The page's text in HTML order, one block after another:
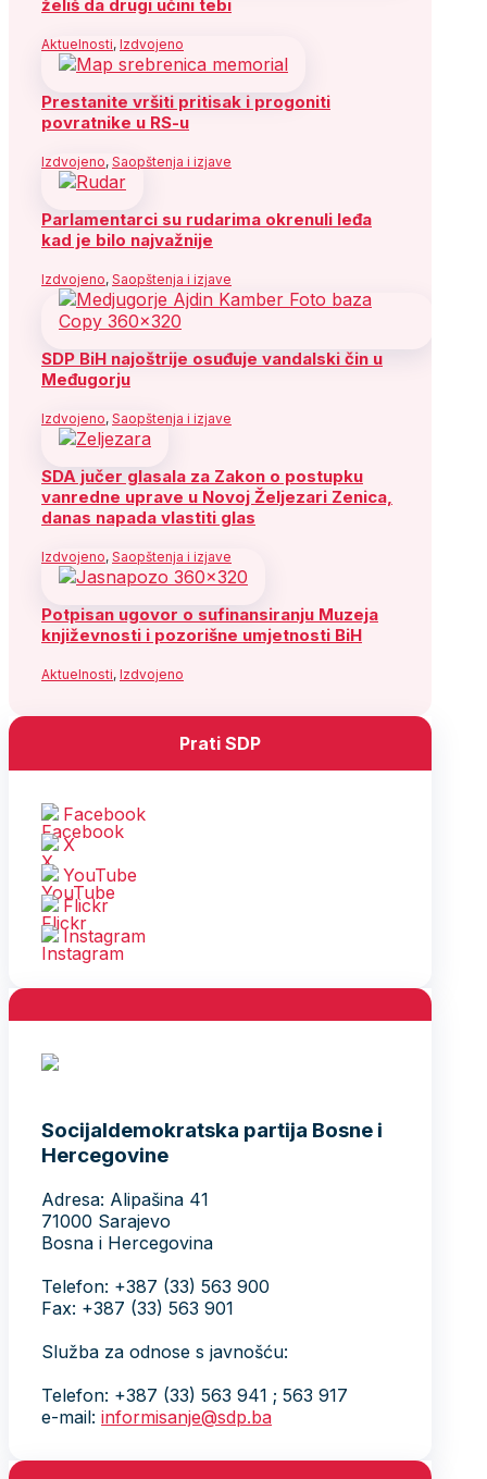
želiš da drugi učini tebi
Aktuelnosti, Izdvojeno
Prestanite vršiti pritisak i progoniti
povratnike u RS-u
Izdvojeno, Saopštenja i izjave
Parlamentarci su rudarima okrenuli leđa
kad je bilo najvažnije
Izdvojeno, Saopštenja i izjave
SDP BiH najoštrije osuđuje vandalski čin u
Međugorju
Izdvojeno, Saopštenja i izjave
SDA jučer glasala za Zakon o postupku
vanredne uprave u Novoj Željezari Zenica,
danas napada vlastiti glas
Izdvojeno, Saopštenja i izjave
Potpisan ugovor o sufinansiranju Muzeja
književnosti i pozorišne umjetnosti BiH
Aktuelnosti, Izdvojeno
Prati SDP
Facebook
X
YouTube
Flickr
Instagram
Socijaldemokratska partija Bosne i
Hercegovine
Adresa: Alipašina 41
71000 Sarajevo
Bosna i Hercegovina
Telefon: +387 (33) 563 900
Fax: +387 (33) 563 901
Služba za odnose s javnošću:
Telefon: +387 (33) 563 941 ; 563 917
e-mail: informisanje@sdp.ba